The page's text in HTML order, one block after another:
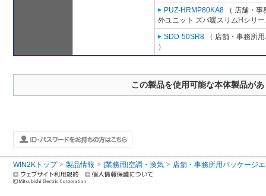
PUZ-HRMP80KA8 （ 店舗・
外ユニット ズバ暖スリムHシリ
SDD-50SR8 （ 店舗・事務所
）
この製品を使用可能な本体製品が
WIN2Kトップ 製品情報 [業務用]空調・換気 店舗・事務所用パッケージ